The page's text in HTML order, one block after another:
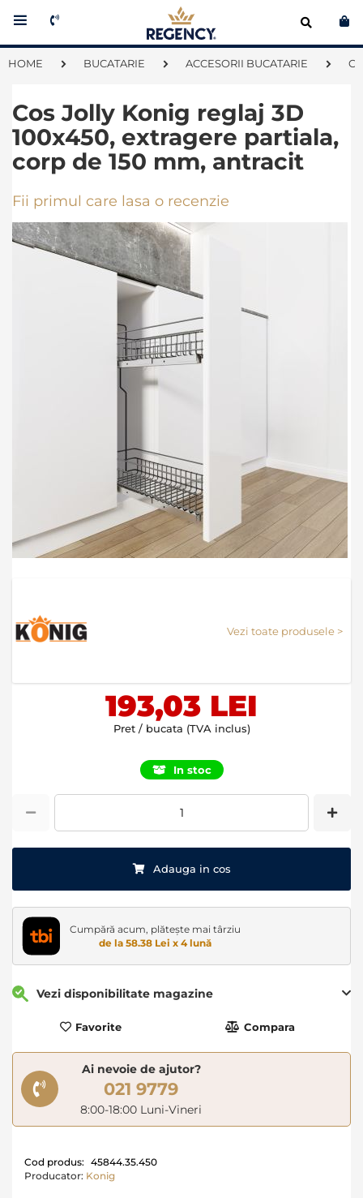
HOME BUCATARIE ACCESORII BUCATARIE
Skip
to
the
beginning
images
Vezi toate produsele >
Cos Jolly Konig reglaj 3D
100x450, extragere partiala,
corp de 150 mm, antracit
Fii primul care lasa o recenzie
193,03 LEI
Pret / bucata (TVA inclus)
In stoc
Adauga in cos
Cumpără acum, plătește mai târziu
de la 58.38 Lei x 4 lună
Vezi disponibilitate magazine
Favorite Compara
Ai nevoie de ajutor?
021 9779
8:00-18:00 Luni-Vineri
Cod produs: 45844.35.450
Producator: Konig